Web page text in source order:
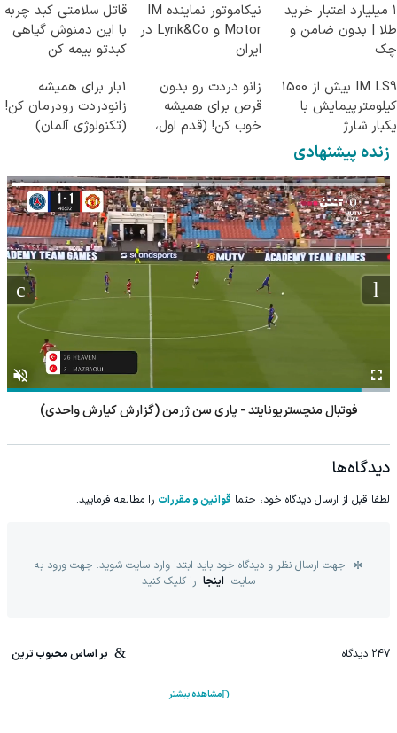
۱ میلیارد اعتبار خرید
طلا | بدون ضامن و
چک
نیکاموتور نماینده IM
Motor و Lynk&Co در
ایران
قاتل سلامتی کبد چربه
با این دمنوش گیاهی
کبدتو بیمه کن
IM LS9 بیش از 1500
کیلومترپیمایش با
یکبار شارژ
زانو دردت رو بدون
قرص برای همیشه
خوب کن! (قدم اول،
1بار برای همیشه
زانودردت رودرمان کن!
(تکنولوژی آلمان)
زنده پیشنهادی
فوتبال اشتوتگارت - اورتون
دیدگاه‌ها
لطفا قبل از ارسال دیدگاه خود، حتما قوانین و مقررات را مطالعه فرمایید.
جهت ارسال نظر و دیدگاه خود باید ابتدا وارد سایت شوید. جهت ورود به
سایت اینجا را کلیک کنید
247 دیدگاه بر اساس محبوب ترین
مشاهده بیشتر